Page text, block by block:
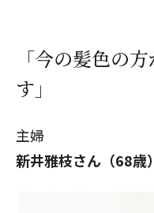
「今の髪色の
す」
主婦
新井雅枝さん（68歳）